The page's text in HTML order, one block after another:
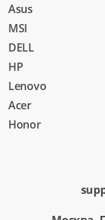
Asus
MSI
DELL
HP
Lenovo
Acer
Honor